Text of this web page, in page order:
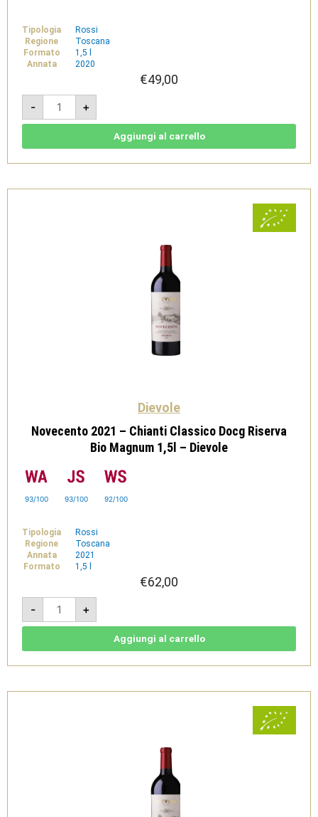
Tipologia
Rossi
Regione
Toscana
Formato
1,5 l
Annata
2020
€49,00
-
Casanova
2020
-
Chianti
Magnum
Dievole
+
Aggiungi al carrello
Dievole
Novecento 2021 – Chianti Classico Docg Riserva
Bio Magnum 1,5l – Dievole
93/100 93/100 92/100
Tipologia
Rossi
Regione
Toscana
Annata
2021
Formato
1,5 l
€62,00
-
Novecento
2021
-
Chianti
Bio
-
+
Aggiungi al carrello